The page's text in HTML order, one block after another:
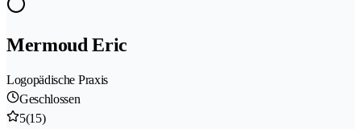
Mermoud Eric
Logopädische Praxis
Geschlossen
5(15)